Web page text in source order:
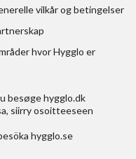
vilkår og betingelser
hvor Hygglo er
besøgehygglo.dk
, siirry osoitteeseen
hygglo.se